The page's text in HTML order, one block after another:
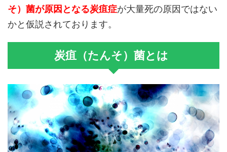
そ）菌が原因となる炭疽症が大量死の原因ではない
かと仮説されております。
炭疽（たんそ）菌とは